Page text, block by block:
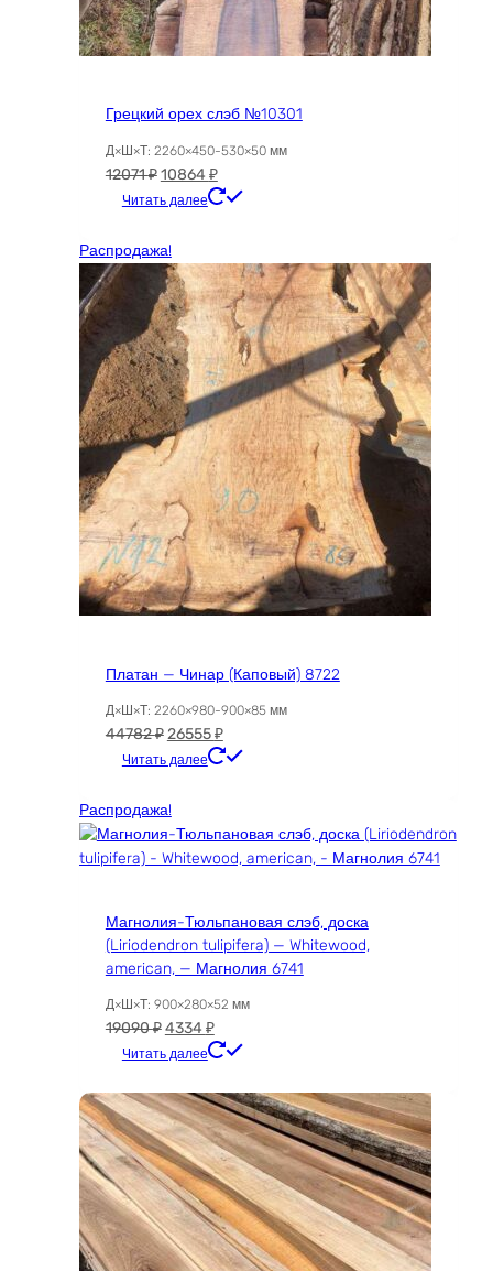
Грецкий орех слэб №10301
Д×Ш×Т: 2260×450-530×50 мм
12071₽Первоначальная
цена
12071 ₽.
10864 ₽Текущая
цена:
Читать далее
Распродажа!
Платан — Чинар (Каповый) 8722
Д×Ш×Т: 2260×980-900×85 мм
44782₽ Первоначальная
цена
44782 ₽.
26555₽Текущая
цена:
Читать далее
Распродажа!
Магнолия-Тюльпановая слэб, доска
(Liriodendron tulipifera) — Whitewood,
american, — Магнолия 6741
Д×Ш×Т: 900×280×52 мм
19090₽Первоначальная
цена
19090 ₽.
4334 ₽Текущая
цена:
Читать далее